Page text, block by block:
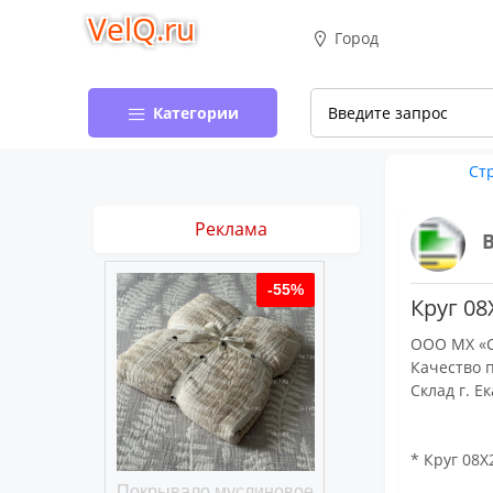
VelQ.ru Город
Категории
Круг
ООО МХ
Качество
Склад г.
* Круг
Реклама
-55%